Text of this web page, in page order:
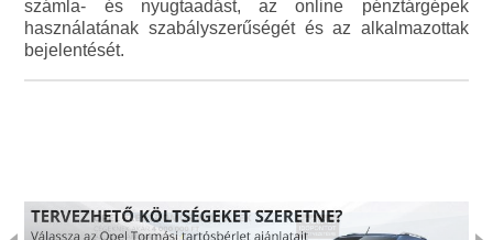
számla- és nyugtaadást, az online pénztárgépek
használatának szabályszerűségét és az alkalmazottak
bejelentését.